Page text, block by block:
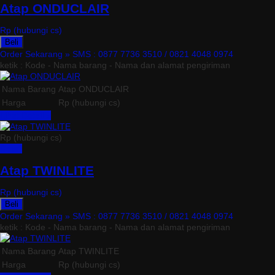
Atap ONDUCLAIR
Rp (hubungi cs)
Beli
Order Sekarang » SMS : 0877 7736 3510 / 0821 4048 0974
ketik : Kode - Nama barang - Nama dan alamat pengiriman
Nama Barang Atap ONDUCLAIR
Harga
Rp (hubungi cs)
Rp (hubungi cs)
Atap TWINLITE
Rp (hubungi cs)
Beli
Order Sekarang » SMS : 0877 7736 3510 / 0821 4048 0974
ketik : Kode - Nama barang - Nama dan alamat pengiriman
Nama Barang Atap TWINLITE
Harga
Rp (hubungi cs)